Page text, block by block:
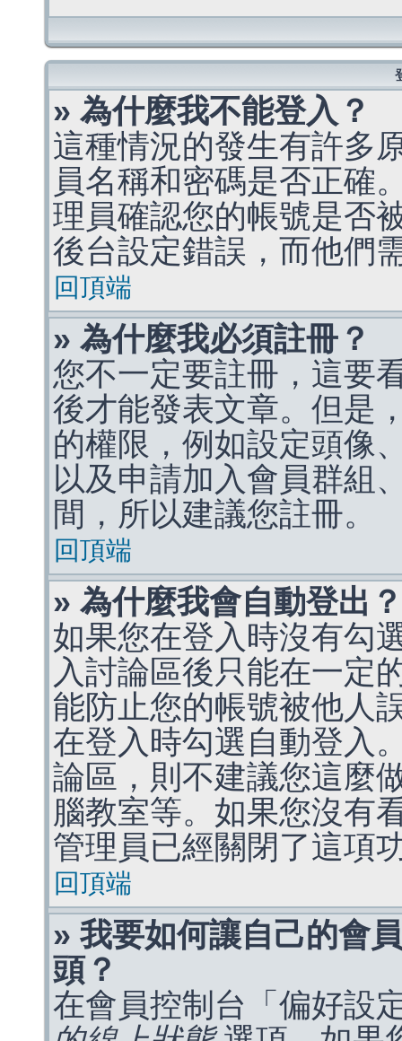
» 為什麼我不能登入？
這種情況的發生有許多
員名稱和密碼是否正確
理員確認您的帳號是否
後台設定錯誤，而他們
回頂端
» 為什麼我必須註冊？
您不一定要註冊，這要
後才能發表文章。但是
的權限，例如設定頭像
以及申請加入會員群組
間，所以建議您註冊。
回頂端
» 為什麼我會自動登出？
如果您在登入時沒有勾
入討論區後只能在一定
能防止您的帳號被他人
在登入時勾選自動登入
論區，則不建議您這麼
腦教室等。如果您沒有
管理員已經關閉了這項
回頂端
» 我要如何讓自己的會
頭？
在會員控制台「偏好設